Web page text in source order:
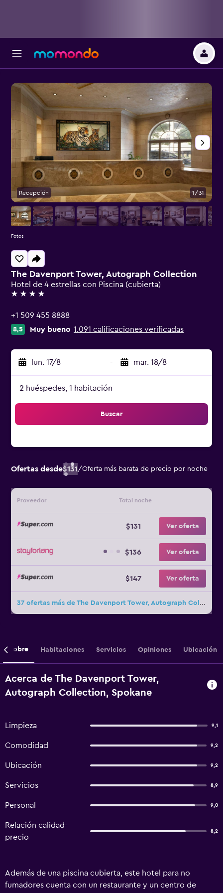
The Davenport Tower, Autograph Collection
Hotel de 4 estrellas con Piscina (cubierta)
4 estrellas
+1 509 455 8888
8,5 Muy bueno 1.091 calificaciones verificadas
lun. 17/8 - mar. 18/8
2 huéspedes, 1 habitación
Buscar
Ofertas desde$131/Oferta más barata de precio por noche
Proveedor Total noche
$131 Ver oferta
$136 Ver oferta
$147 Ver oferta
37 ofertas más de The Davenport Tower, Autograph Collection
Recepción 1/31
Fotos
Sobre Habitaciones Servicios Opiniones Ubicación
Acerca de The Davenport Tower,
Autograph Collection, Spokane
Limpieza 9,1
Comodidad 9,2
Ubicación 9,2
Servicios 8,9
Personal 9,0
Relación calidad-
precio
8,2
Además de una piscina cubierta, este hotel para no
fumadores cuenta con un restaurante y un centro de